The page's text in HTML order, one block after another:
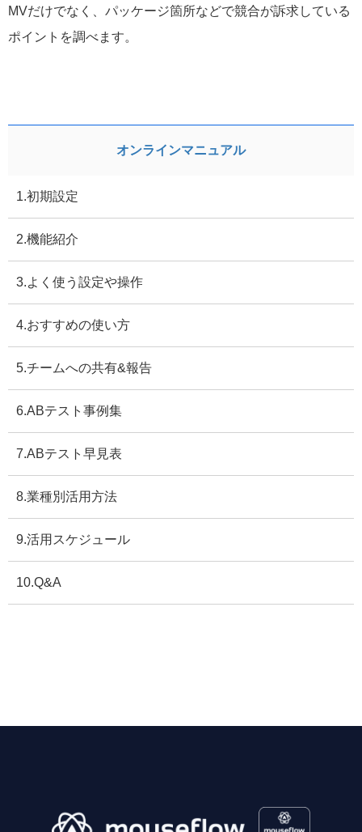
MVだけでなく、パッケージ箇所などで競合が訴求している
ポイントを調べます。
オンラインマニュアル
1.初期設定
2.機能紹介
3.よく使う設定や操作
4.おすすめの使い方
5.チームへの共有&報告
6.ABテスト事例集
7.ABテスト早見表
8.業種別活用方法
9.活用スケジュール
10.Q&A